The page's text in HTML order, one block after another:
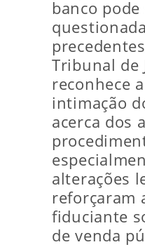
banco pode
Tribunal de
reconhece
intimação
acerca dos
alterações
reforçaram
fiduciante
de venda